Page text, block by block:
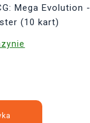
Mega Evolution -
(10 kart)